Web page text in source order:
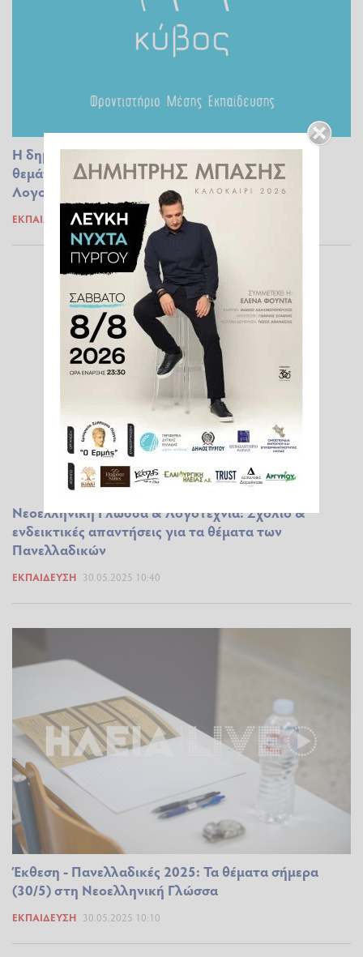
H δημιουργικότητα στο επίκεντρο των φετινών
θεμάτων της Νεοελληνικής Γλώσσας και
Λογοτεχνίας
ΕΚΠΑΊΔΕΥΣΗ 30.05.2025 13:22
Νεοελληνική Γλώσσα & Λογοτεχνία: Σχόλιο &
ενδεικτικές απαντήσεις για τα θέματα των
Πανελλαδικών
ΕΚΠΑΊΔΕΥΣΗ 30.05.2025 10:40
Έκθεση - Πανελλαδικές 2025: Τα θέματα σήμερα
(30/5) στη Νεοελληνική Γλώσσα
ΕΚΠΑΊΔΕΥΣΗ 30.05.2025 10:10